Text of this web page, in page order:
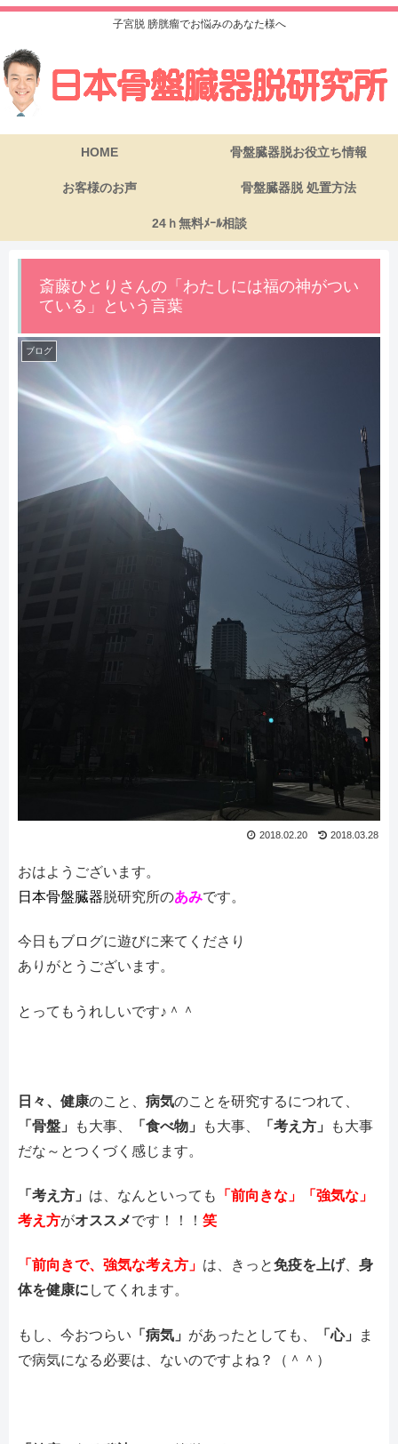
子宮脱 膀胱瘤でお悩みのあなた様へ
HOME 骨盤臓器脱お役立ち情報
お客様のお声 骨盤臓器脱 処置方法
24ｈ無料ﾒｰﾙ相談
斎藤ひとりさんの「わたしには福の神がつい
ている」という言葉
ブログ
2018.03.28
2018.02.20
おはようございます。
日本骨盤臓器脱研究所のあみです。
今日もブログに遊びに来てくださり
ありがとうございます。
とってもうれしいです♪＾＾
日々、健康のこと、 病気のことを研究するにつれて、
「骨盤」
も大事、 「食べ物」 も大事、 「考え方」
も大事
だな～とつくづく感じます。
「考え方」 は、なんといっても
「前向きな」「強気な」
考え方がオススメです！！！ 笑
「前向きで、強気な考え方」 は、きっと免疫を上げ、 身
体を健康に してくれます。
もし、今おつらい 「病気」 があったとしても、 「心」
ま
で病気になる必要は、ないのですよね？（＾＾）